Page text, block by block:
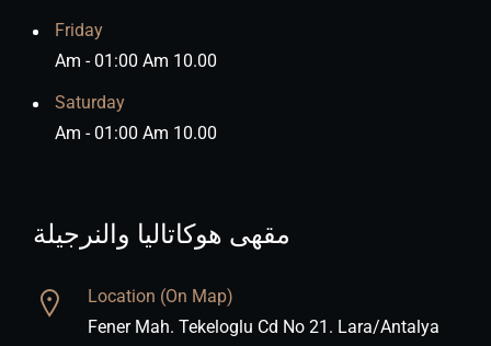
Friday
10.00 Am - 01:00 Am
Saturday
10.00 Am - 01:00 Am
مقهى هوكاتاليا والنرجيلة
Location (On Map)
Fener Mah. Tekeloglu Cd No 21. Lara/Antalya